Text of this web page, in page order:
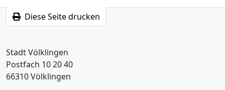
Diese Seite drucken
Stadt Völklingen
Postfach 10 20 40
66310 Völklingen